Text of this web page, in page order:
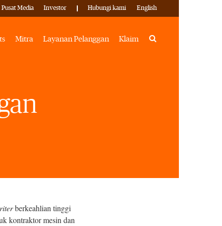
Pusat Media Investor Hubungi kami English
Mitra Layanan Pelanggan Klaim Search
berkeahlian tinggi
kontraktor mesin dan